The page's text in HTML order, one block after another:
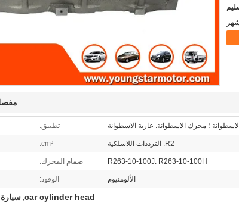
الاسطوانة ؛ محرك الاسطوانة. عارية الاسطوانة تطبيق:
R2. الترددات اللاسلكية cm³:
R263-10-100J. R263-10-100H صمام المحرك:
الألومنيوم الوقود:
car cylinder head
,